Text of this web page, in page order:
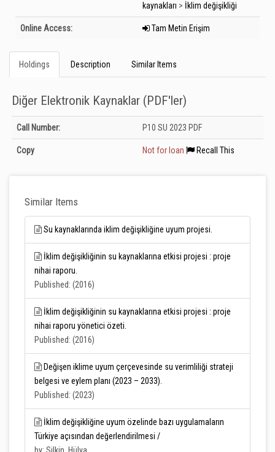
kaynakları > İklim değişikliği
Online Access: Tam Metin Erişim
Holdings Description Similar Items
Diğer Elektronik Kaynaklar (PDF'ler)
Holdings details from Diğer Elektronik Kaynaklar (PDF&#039;ler): Unknown
Call Number: P10 SU 2023 PDF
Copy Not for loan Recall This
Similar Items
Su kaynaklarında iklim değişikliğine uyum projesi.
İklim değişikliğinin su kaynaklarına etkisi projesi : proje
nihai raporu.
Published: (2016)
İklim değişikliğinin su kaynaklarına etkisi projesi : proje
nihai raporu yönetici özeti.
Published: (2016)
Değişen iklime uyum çerçevesinde su verimliliği strateji
belgesi ve eylem planı (2023 – 2033).
Published: (2023)
İklim değişikliğine uyum özelinde bazı uygulamaların
Türkiye açısından değerlendirilmesi /